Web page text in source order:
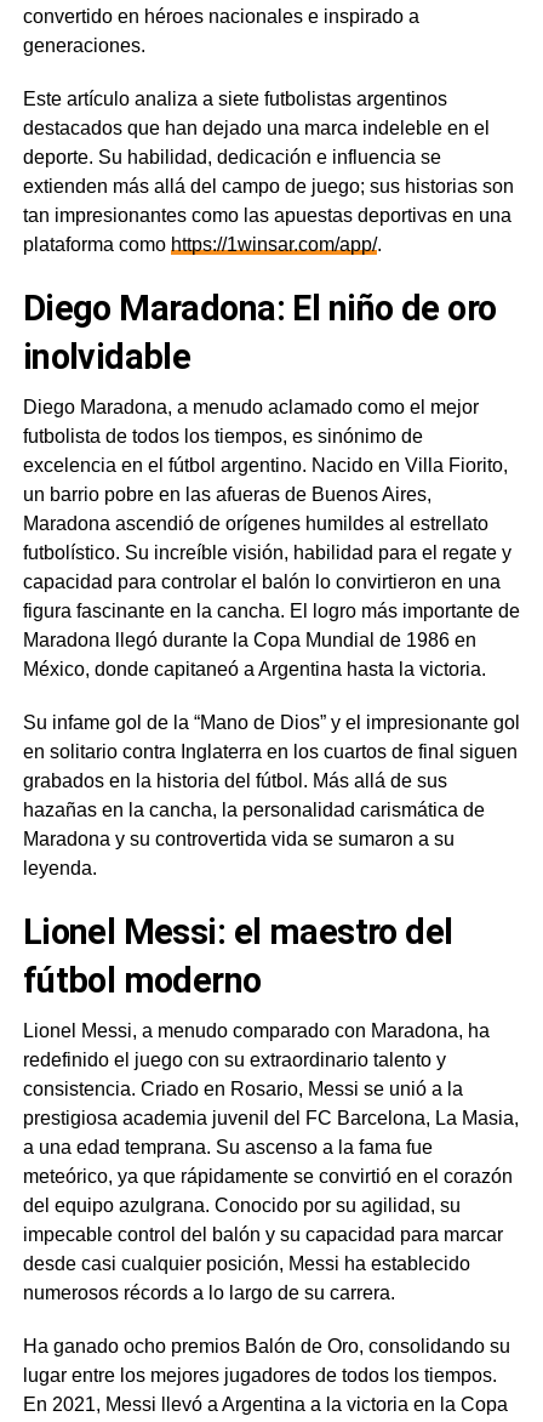
convertido en héroes nacionales e inspirado a
generaciones.
Este artículo analiza a siete futbolistas argentinos
destacados que han dejado una marca indeleble en el
deporte. Su habilidad, dedicación e influencia se
extienden más allá del campo de juego; sus historias son
tan impresionantes como las apuestas deportivas en una
plataforma como https://1winsar.com/app/.
Diego Maradona: El niño de oro
inolvidable
Diego Maradona, a menudo aclamado como el mejor
futbolista de todos los tiempos, es sinónimo de
excelencia en el fútbol argentino. Nacido en Villa Fiorito,
un barrio pobre en las afueras de Buenos Aires,
Maradona ascendió de orígenes humildes al estrellato
futbolístico. Su increíble visión, habilidad para el regate y
capacidad para controlar el balón lo convirtieron en una
figura fascinante en la cancha. El logro más importante de
Maradona llegó durante la Copa Mundial de 1986 en
México, donde capitaneó a Argentina hasta la victoria.
Su infame gol de la “Mano de Dios” y el impresionante gol
en solitario contra Inglaterra en los cuartos de final siguen
grabados en la historia del fútbol. Más allá de sus
hazañas en la cancha, la personalidad carismática de
Maradona y su controvertida vida se sumaron a su
leyenda.
Lionel Messi: el maestro del
fútbol moderno
Lionel Messi, a menudo comparado con Maradona, ha
redefinido el juego con su extraordinario talento y
consistencia. Criado en Rosario, Messi se unió a la
prestigiosa academia juvenil del FC Barcelona, ​​La Masia,
a una edad temprana. Su ascenso a la fama fue
meteórico, ya que rápidamente se convirtió en el corazón
del equipo azulgrana. Conocido por su agilidad, su
impecable control del balón y su capacidad para marcar
desde casi cualquier posición, Messi ha establecido
numerosos récords a lo largo de su carrera.
Ha ganado ocho premios Balón de Oro, consolidando su
lugar entre los mejores jugadores de todos los tiempos.
En 2021, Messi llevó a Argentina a la victoria en la Copa